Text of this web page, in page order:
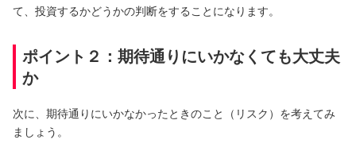
たいこうでんさいサービス
て、投資するかどうかの判断をすることになります。
ポイント２：期待通りにいかなくても大丈夫
か
次に、期待通りにいかなかったときのこと（リスク）を考えてみ
ましょう。